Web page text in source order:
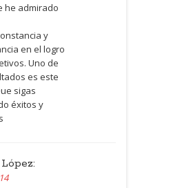
he admirado
y
en el logro
Uno de
es este
sigas
éxitos y